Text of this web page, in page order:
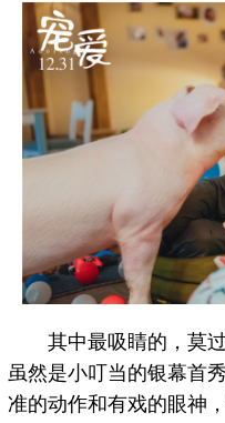
其中最吸睛的，莫过
虽然是小叮当的银幕首
准的动作和有戏的眼神